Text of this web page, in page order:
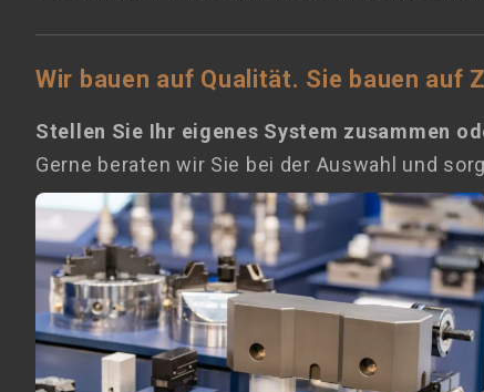
Wir bauen auf Qualität. Sie bauen auf
Stellen Sie Ihr eigenes System zusammen
Gerne beraten wir Sie bei der Auswahl und